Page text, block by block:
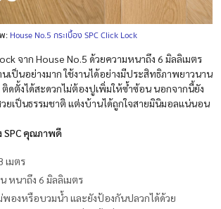
: House No.5 กระเบื้อง SPC Click Lock
จาก House No.5 ด้วยความหนาถึง 6 มิลลิเมตร
เป็นอย่างมาก ใช้งานได้อย่างมีประสิทธิภาพยาวนาน
ดตั้งได้สะดวกไม่ต้องปูเพิ่มให้ซ้ำซ้อน นอกจากนี้ยัง
วยเป็นธรรมชาติ แต่งบ้านได้ถูกใจสายมินิมอลแน่นอน
SPC คุณภาพดี
เมตร
หนาถึง 6 มิลลิเมตร
พองหรือบวมน้ำ และยังป้องกันปลวกได้ด้วย